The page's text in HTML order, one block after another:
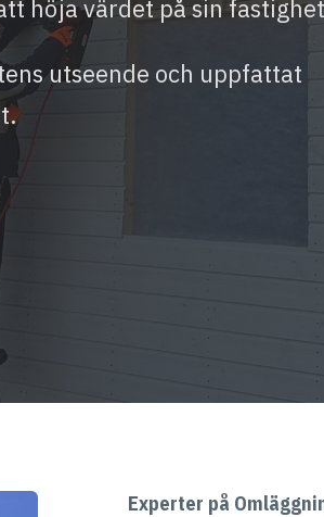
höja värdet på sin
utseende och uppfattat
Experter på